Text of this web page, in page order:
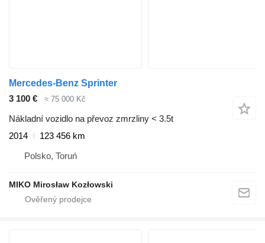
Mercedes-Benz Sprinter
3 100 €
≈ 75 000 Kč
Nákladní vozidlo na převoz zmrzliny < 3.5t
2014
123 456 km
Polsko, Toruń
MIKO Mirosław Kozłowski